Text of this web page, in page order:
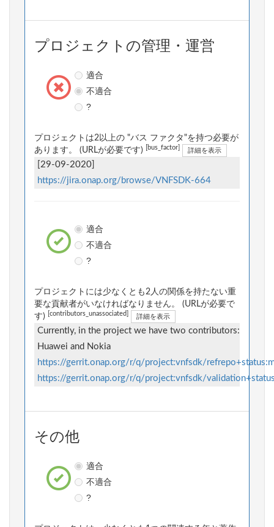
プロジェクトの管理・運営
適合
不適合
?
プロジェクトは2以上の "バス ファクタ"を持つ必要が
あります。 (URLが必要です)
[bus_factor] 詳細を表示
[29-09-2020]
https://jira.onap.org/browse/VNFSDK-664
適合
不適合
?
プロジェクトには少なくとも2人の関係を持たない重
要な貢献者がいなければなりません。 (URLが必要で
す)
[contributors_unassociated] 詳細を表示
Currently, in the project we have two contributors:
Huawei and Nokia
https://gerrit.onap.org/r/q/project:vnfsdk/
https://gerrit.onap.org/r/q/project:vnfsdk/
その他
適合
不適合
?